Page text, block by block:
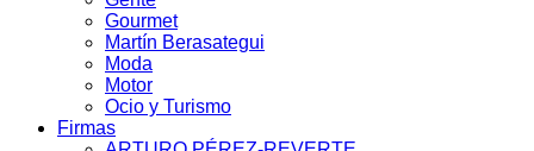
Gourmet
Martín Berasategui
Moda
Motor
Ocio y Turismo
Firmas